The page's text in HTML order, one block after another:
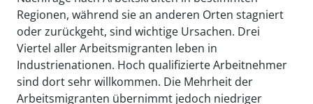
Regionen, während sie an anderen Orten stagniert
oder zurückgeht, sind wichtige Ursachen. Drei
Viertel aller Arbeitsmigranten leben in
Industrienationen. Hoch qualifizierte Arbeitnehmer
sind dort sehr willkommen. Die Mehrheit der
Arbeitsmigranten übernimmt jedoch niedriger